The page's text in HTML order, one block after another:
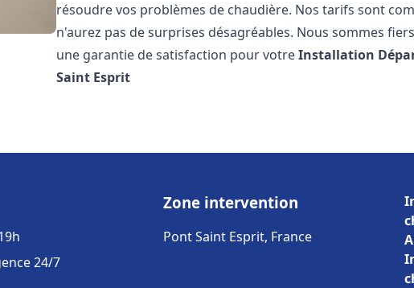
résoudre vos problèmes de chaudière. Nos tarifs sont
n'aurez pas de surprises désagréables. Nous sommes
une garantie de satisfaction pour votreInstallation
Saint Esprit
24/7
Zone intervention
Pont Saint Esprit, France